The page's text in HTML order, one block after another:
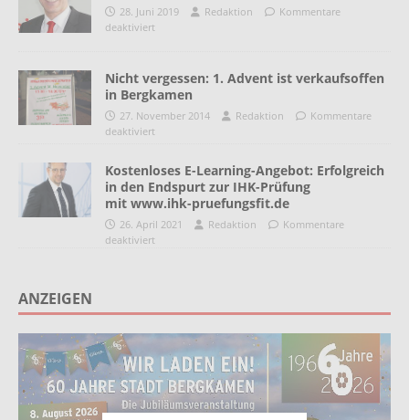
28. Juni 2019 Redaktion
Kommentare
deaktiviert
Nicht vergessen: 1. Advent ist verkaufsoffen
in Bergkamen
27. November 2014 Redaktion
Kommentare
deaktiviert
Kostenloses E-Learning-Angebot: Erfolgreich
in den Endspurt zur IHK-Prüfung
mit www.ihk-pruefungsfit.de
26. April 2021 Redaktion
Kommentare
deaktiviert
ANZEIGEN